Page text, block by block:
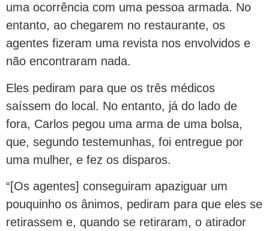
uma ocorrência com uma pessoa armada. No
entanto, ao chegarem no restaurante, os
agentes fizeram uma revista nos envolvidos e
não encontraram nada.
Eles pediram para que os três médicos
saíssem do local. No entanto, já do lado de
fora, Carlos pegou uma arma de uma bolsa,
que, segundo testemunhas, foi entregue por
uma mulher, e fez os disparos.
“[Os agentes] conseguiram apaziguar um
pouquinho os ânimos, pediram para que eles se
retirassem e, quando se retiraram, o atirador